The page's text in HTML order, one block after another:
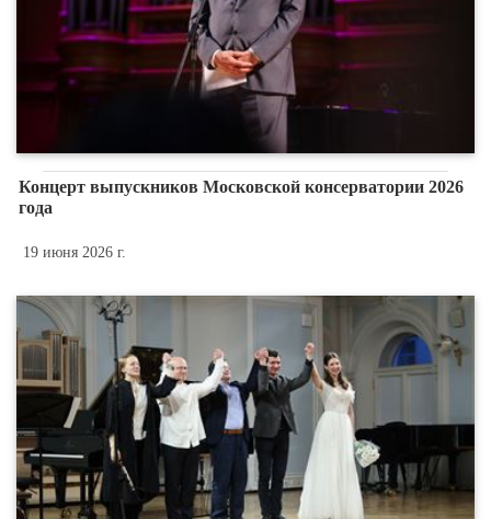
Концерт выпускников Московской консерватории 2026
года
19 июня 2026 г.